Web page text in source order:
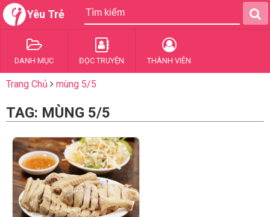
Yêu Trẻ
DANH MỤC ĐỌC TRUYỆN THÀNH VIÊN
Trang Chủ mùng 5/5
TAG: MÙNG 5/5